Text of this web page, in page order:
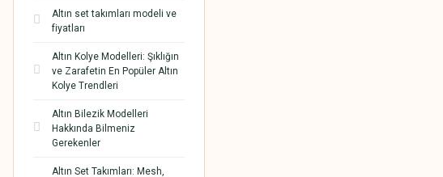
Altın set takımları modeli ve
fiyatları
Altın Kolye Modelleri: Şıklığın
ve Zarafetin En Popüler Altın
Kolye Trendleri
Altın Bilezik Modelleri
Hakkında Bilmeniz
Gerekenler
Altın Set Takımları: Mesh,